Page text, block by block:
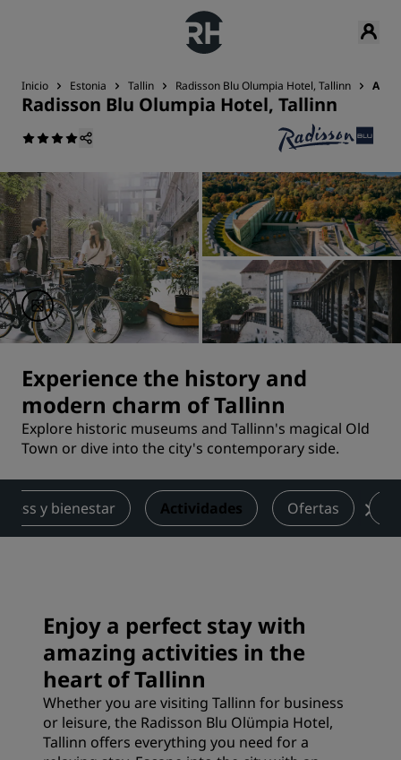
Inicio Estonia Tallin Radisson Blu Olumpia Hotel, Tallinn
Radisson Blu Olumpia Hotel, Tallinn
Experience the history and
modern charm of Tallinn
Explore historic museums and Tallinn's magical Old
Town or dive into the city's contemporary side.
y bienestar Actividades Ofertas
Enjoy a perfect stay with
amazing activities in the
heart of Tallinn
Whether you are visiting Tallinn for business
or leisure, the Radisson Blu Olümpia Hotel,
Tallinn offers everything you need for a